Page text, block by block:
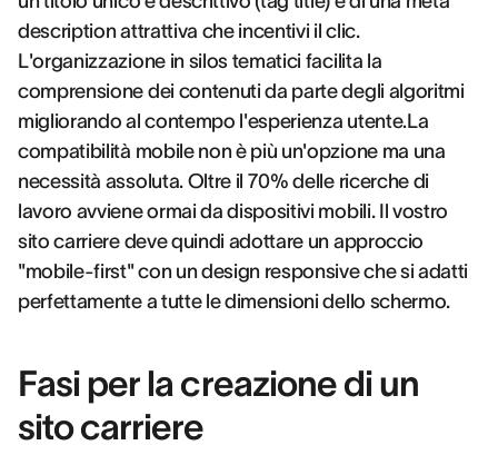
description attrattiva che incentivi il clic.
L'organizzazione in silos tematici facilita la
comprensione dei contenuti da parte degli algoritmi
migliorando al contempo l'esperienza utente.La
compatibilità mobile non è più un'opzione ma una
necessità assoluta. Oltre il 70% delle ricerche di
lavoro avviene ormai da dispositivi mobili. Il vostro
sito carriere deve quindi adottare un approccio
"mobile-first" con un design responsive che si adatti
perfettamente a tutte le dimensioni dello schermo.
Fasi per la creazione di un
sito carriere